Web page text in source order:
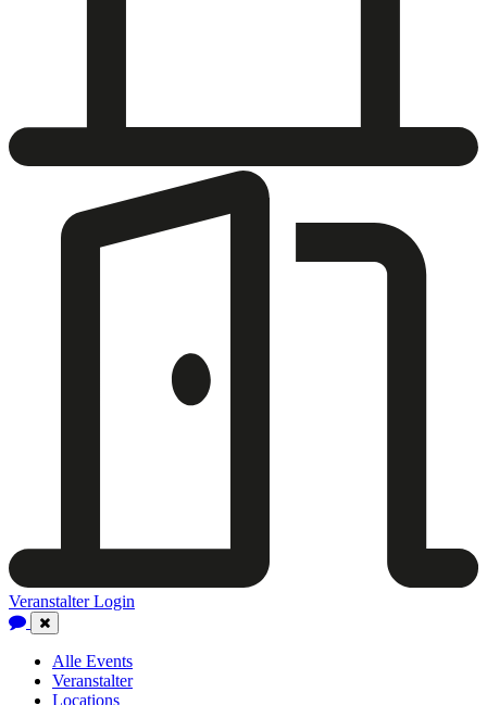
Veranstalter Login
Close
Navigation
Alle Events
Veranstalter
Locations